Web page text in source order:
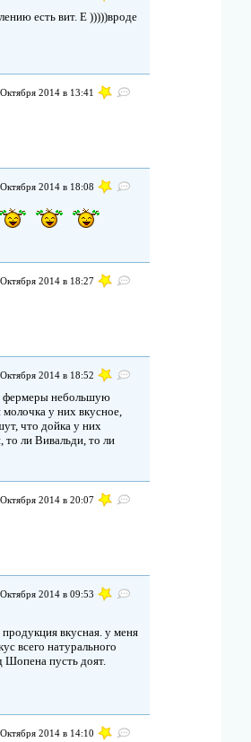
есть вит. Е )))))вроде
2014 в 13:41
2014 в 18:08
2014 в 18:27
2014 в 18:52
фермеры небольшую
у них вкусное,
что дойка у них
то ли Вивальди, то ли
2014 в 20:07
2014 в 09:53
продукция вкусная. у меня
всего натурального
Шопена пусть доят.
2014 в 14:10